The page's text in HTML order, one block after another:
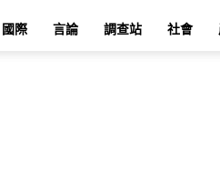
國際 言論 調查站 社會